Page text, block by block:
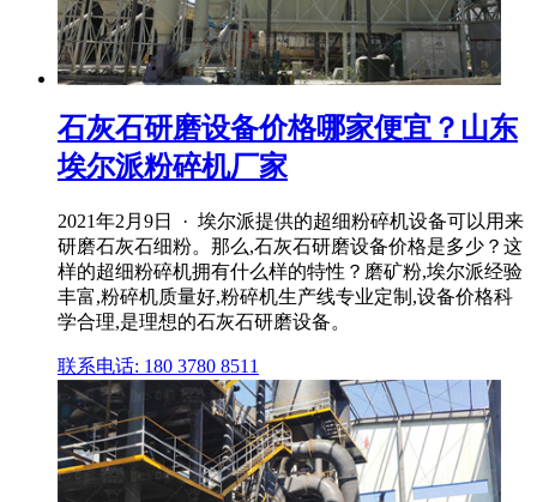
石灰石研磨设备价格哪家便宜？山东
埃尔派粉碎机厂家
2021年2月9日 · 埃尔派提供的超细粉碎机设备可以用来
研磨石灰石细粉。那么,石灰石研磨设备价格是多少？这
样的超细粉碎机拥有什么样的特性？磨矿粉,埃尔派经验
丰富,粉碎机质量好,粉碎机生产线专业定制,设备价格科
学合理,是理想的石灰石研磨设备。
联系电话: 180 3780 8511